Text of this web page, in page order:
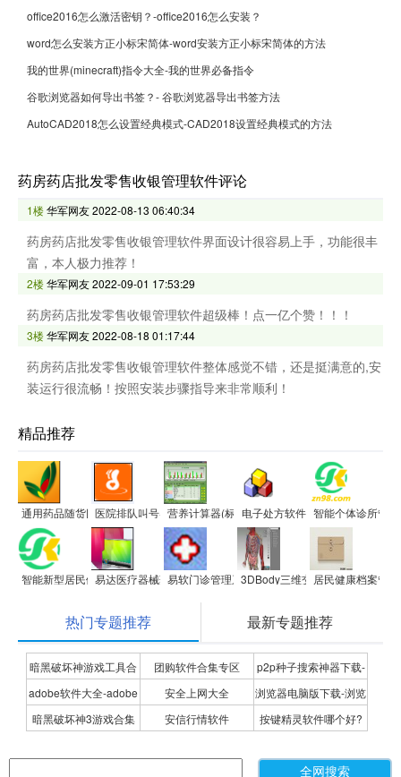
office2016怎么激活密钥？-office2016怎么安装？
word怎么安装方正小标宋简体-word安装方正小标宋简体的方法
我的世界(minecraft)指令大全-我的世界必备指令
谷歌浏览器如何导出书签？- 谷歌浏览器导出书签方法
AutoCAD2018怎么设置经典模式-CAD2018设置经典模式的方法
药房药店批发零售收银管理软件评论
1楼华军网友2022-08-13 06:40:34
药房药店批发零售收银管理软件界面设计很容易上手，功能很丰
富，本人极力推荐！
2楼华军网友2022-09-01 17:53:29
药房药店批发零售收银管理软件超级棒！点一亿个赞！！！
3楼华军网友2022-08-18 01:17:44
药房药店批发零售收银管理软件整体感觉不错，还是挺满意的,安
装运行很流畅！按照安装步骤指导来非常顺利！
精品推荐
通用药品随货同行单送货单打印软件
医院排队叫号导诊台取号软件
营养计算器(标准版)电子处方软件 智能个体诊所管
智能新型居民健康档案管理系统
易达医疗器械药械销售清单打印软件
易软门诊管理系统3DBody三维交互解剖软件
居民健康档案管
热门专题推荐 最新专题推荐
暗黑破坏神游戏工具合
集
团购软件合集专区
p2p种子搜索神器下载-
P2P种子搜索神器专题
adobe软件大全-adobe
全系列软件下载-adobe
安全上网大全
浏览器电脑版下载-浏览
器下载合集
暗黑破坏神3游戏合集 安信行情软件
按键精灵软件哪个好?